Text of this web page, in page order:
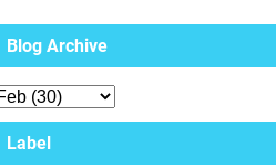
Blog Archive
Label